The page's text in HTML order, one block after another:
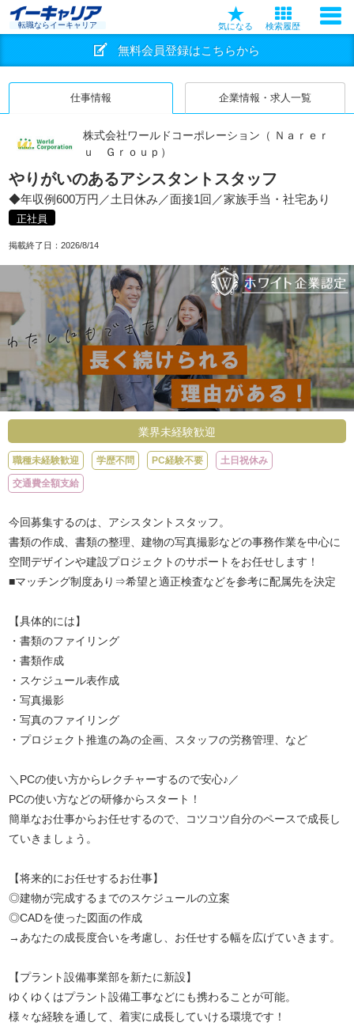
転職ならイーキャリア 気になる 検索履歴
無料会員登録はこちらから
仕事情報 企業情報・求人一覧
株式会社ワールドコーポレーション（ Ｎａｒｅｒ
ｕ Ｇｒｏｕｐ）
やりがいのあるアシスタントスタッフ
◆年収例600万円／土日休み／面接1回／家族手当・社宅あり
正社員
掲載終了日： 2026/8/14
業界未経験歓迎
職種未経験歓迎 学歴不問 PC経験不要 土日祝休み
交通費全額支給
今回募集するのは、アシスタントスタッフ。
書類の作成、書類の整理、建物の写真撮影などの事務作業を中心に
空間デザインや建設プロジェクトのサポートをお任せします！
■マッチング制度あり⇒希望と適正検査などを参考に配属先を決定
【具体的には】
・書類のファイリング
・書類作成
・スケジュール表作成
・写真撮影
・写真のファイリング
・プロジェクト推進の為の企画、スタッフの労務管理、など
＼PCの使い方からレクチャーするので安心♪／
PCの使い方などの研修からスタート！
簡単なお仕事からお任せするので、コツコツ自分のペースで成長し
ていきましょう。
【将来的にお任せするお仕事】
◎建物が完成するまでのスケジュールの立案
◎CADを使った図面の作成
→あなたの成長度合いを考慮し、お任せする幅を広げていきます。
【プラント設備事業部を新たに新設】
ゆくゆくはプラント設備工事などにも携わることが可能。
様々な経験を通して、着実に成長していける環境です！